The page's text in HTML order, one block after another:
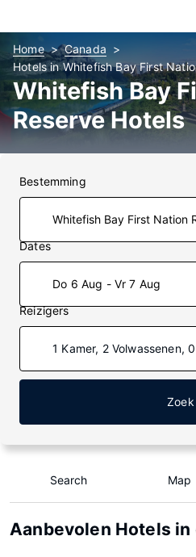
Home
Canada
Hotels in Whitefish Bay First
Whitefish Bay
Reserve Hotels
Bestemming
Dates
Do 6 Aug - Vr 7 Aug
Reizigers
1 Kamer, 2 Volwassenen,
Zoek
Search Map
Aanbevolen Hotels